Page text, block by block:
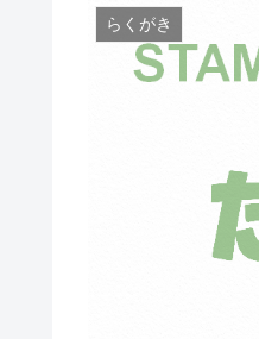
らくがき